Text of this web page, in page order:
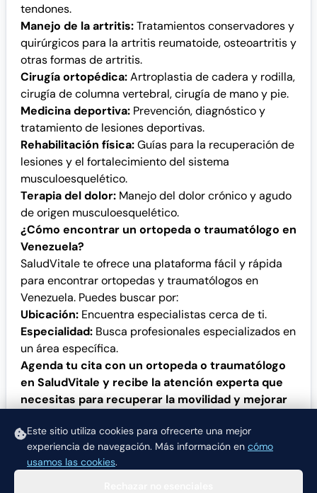
Este sitio utiliza cookies para ofrecerte una mejor
experiencia de navegación. Más información en cómo
usamos las cookies.
tendones.
Manejo de la artritis:Tratamientos conservadores y
quirúrgicos para la artritis reumatoide, osteoartritis y
otras formas de artritis.
Cirugía ortopédica:Artroplastia de cadera y rodilla,
cirugía de columna vertebral, cirugía de mano y pie.
Medicina deportiva: Prevención, diagnóstico y
tratamiento de lesiones deportivas.
Rehabilitación física:Guías para la recuperación de
lesiones y el fortalecimiento del sistema
musculoesquelético.
Terapia del dolor: Manejo del dolor crónico y agudo
de origen musculoesquelético.
¿Cómo encontrar un ortopeda o traumatólogo en
Venezuela?
SaludVitale te ofrece una plataforma fácil y rápida
para encontrar ortopedas y traumatólogos en
Venezuela. Puedes buscar por:
Ubicación: Encuentra especialistas cerca de ti.
Especialidad: Busca profesionales especializados en
un área específica.
Agenda tu cita con un ortopeda o traumatólogo
en SaludVitale y recibe la atención experta que
necesitas para recuperar la movilidad y mejorar